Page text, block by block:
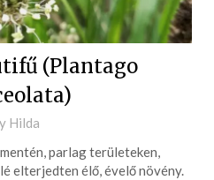
(Plantago
Hilda
parlag területeken,
elterjedten élő, évelő növény.